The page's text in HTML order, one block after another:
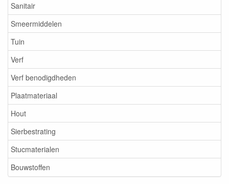
Sanitair
Smeermiddelen
Tuin
Verf
Verf benodigdheden
Plaatmateriaal
Hout
Sierbestrating
Stucmaterialen
Bouwstoffen